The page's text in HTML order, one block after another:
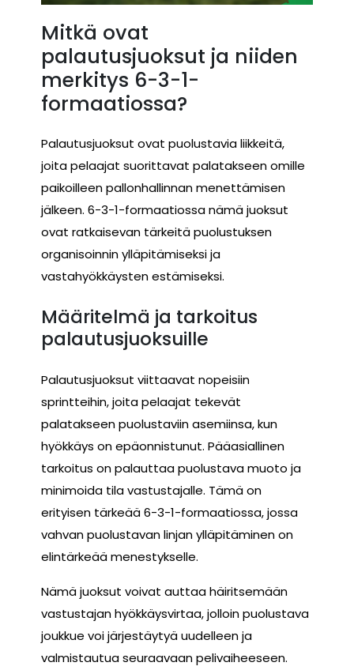
Mitkä ovat
palautusjuoksut ja niiden
merkitys 6-3-1-
formaatiossa?
Palautusjuoksut ovat puolustavia liikkeitä,
joita pelaajat suorittavat palatakseen omille
paikoilleen pallonhallinnan menettämisen
jälkeen. 6-3-1-formaatiossa nämä juoksut
ovat ratkaisevan tärkeitä puolustuksen
organisoinnin ylläpitämiseksi ja
vastahyökkäysten estämiseksi.
Määritelmä ja tarkoitus
palautusjuoksuille
Palautusjuoksut viittaavat nopeisiin
sprintteihin, joita pelaajat tekevät
palatakseen puolustaviin asemiinsa, kun
hyökkäys on epäonnistunut. Pääasiallinen
tarkoitus on palauttaa puolustava muoto ja
minimoida tila vastustajalle. Tämä on
erityisen tärkeää 6-3-1-formaatiossa, jossa
vahvan puolustavan linjan ylläpitäminen on
elintärkeää menestykselle.
Nämä juoksut voivat auttaa häiritsemään
vastustajan hyökkäysvirtaa, jolloin puolustava
joukkue voi järjestäytyä uudelleen ja
valmistautua seuraavaan pelivaiheeseen.